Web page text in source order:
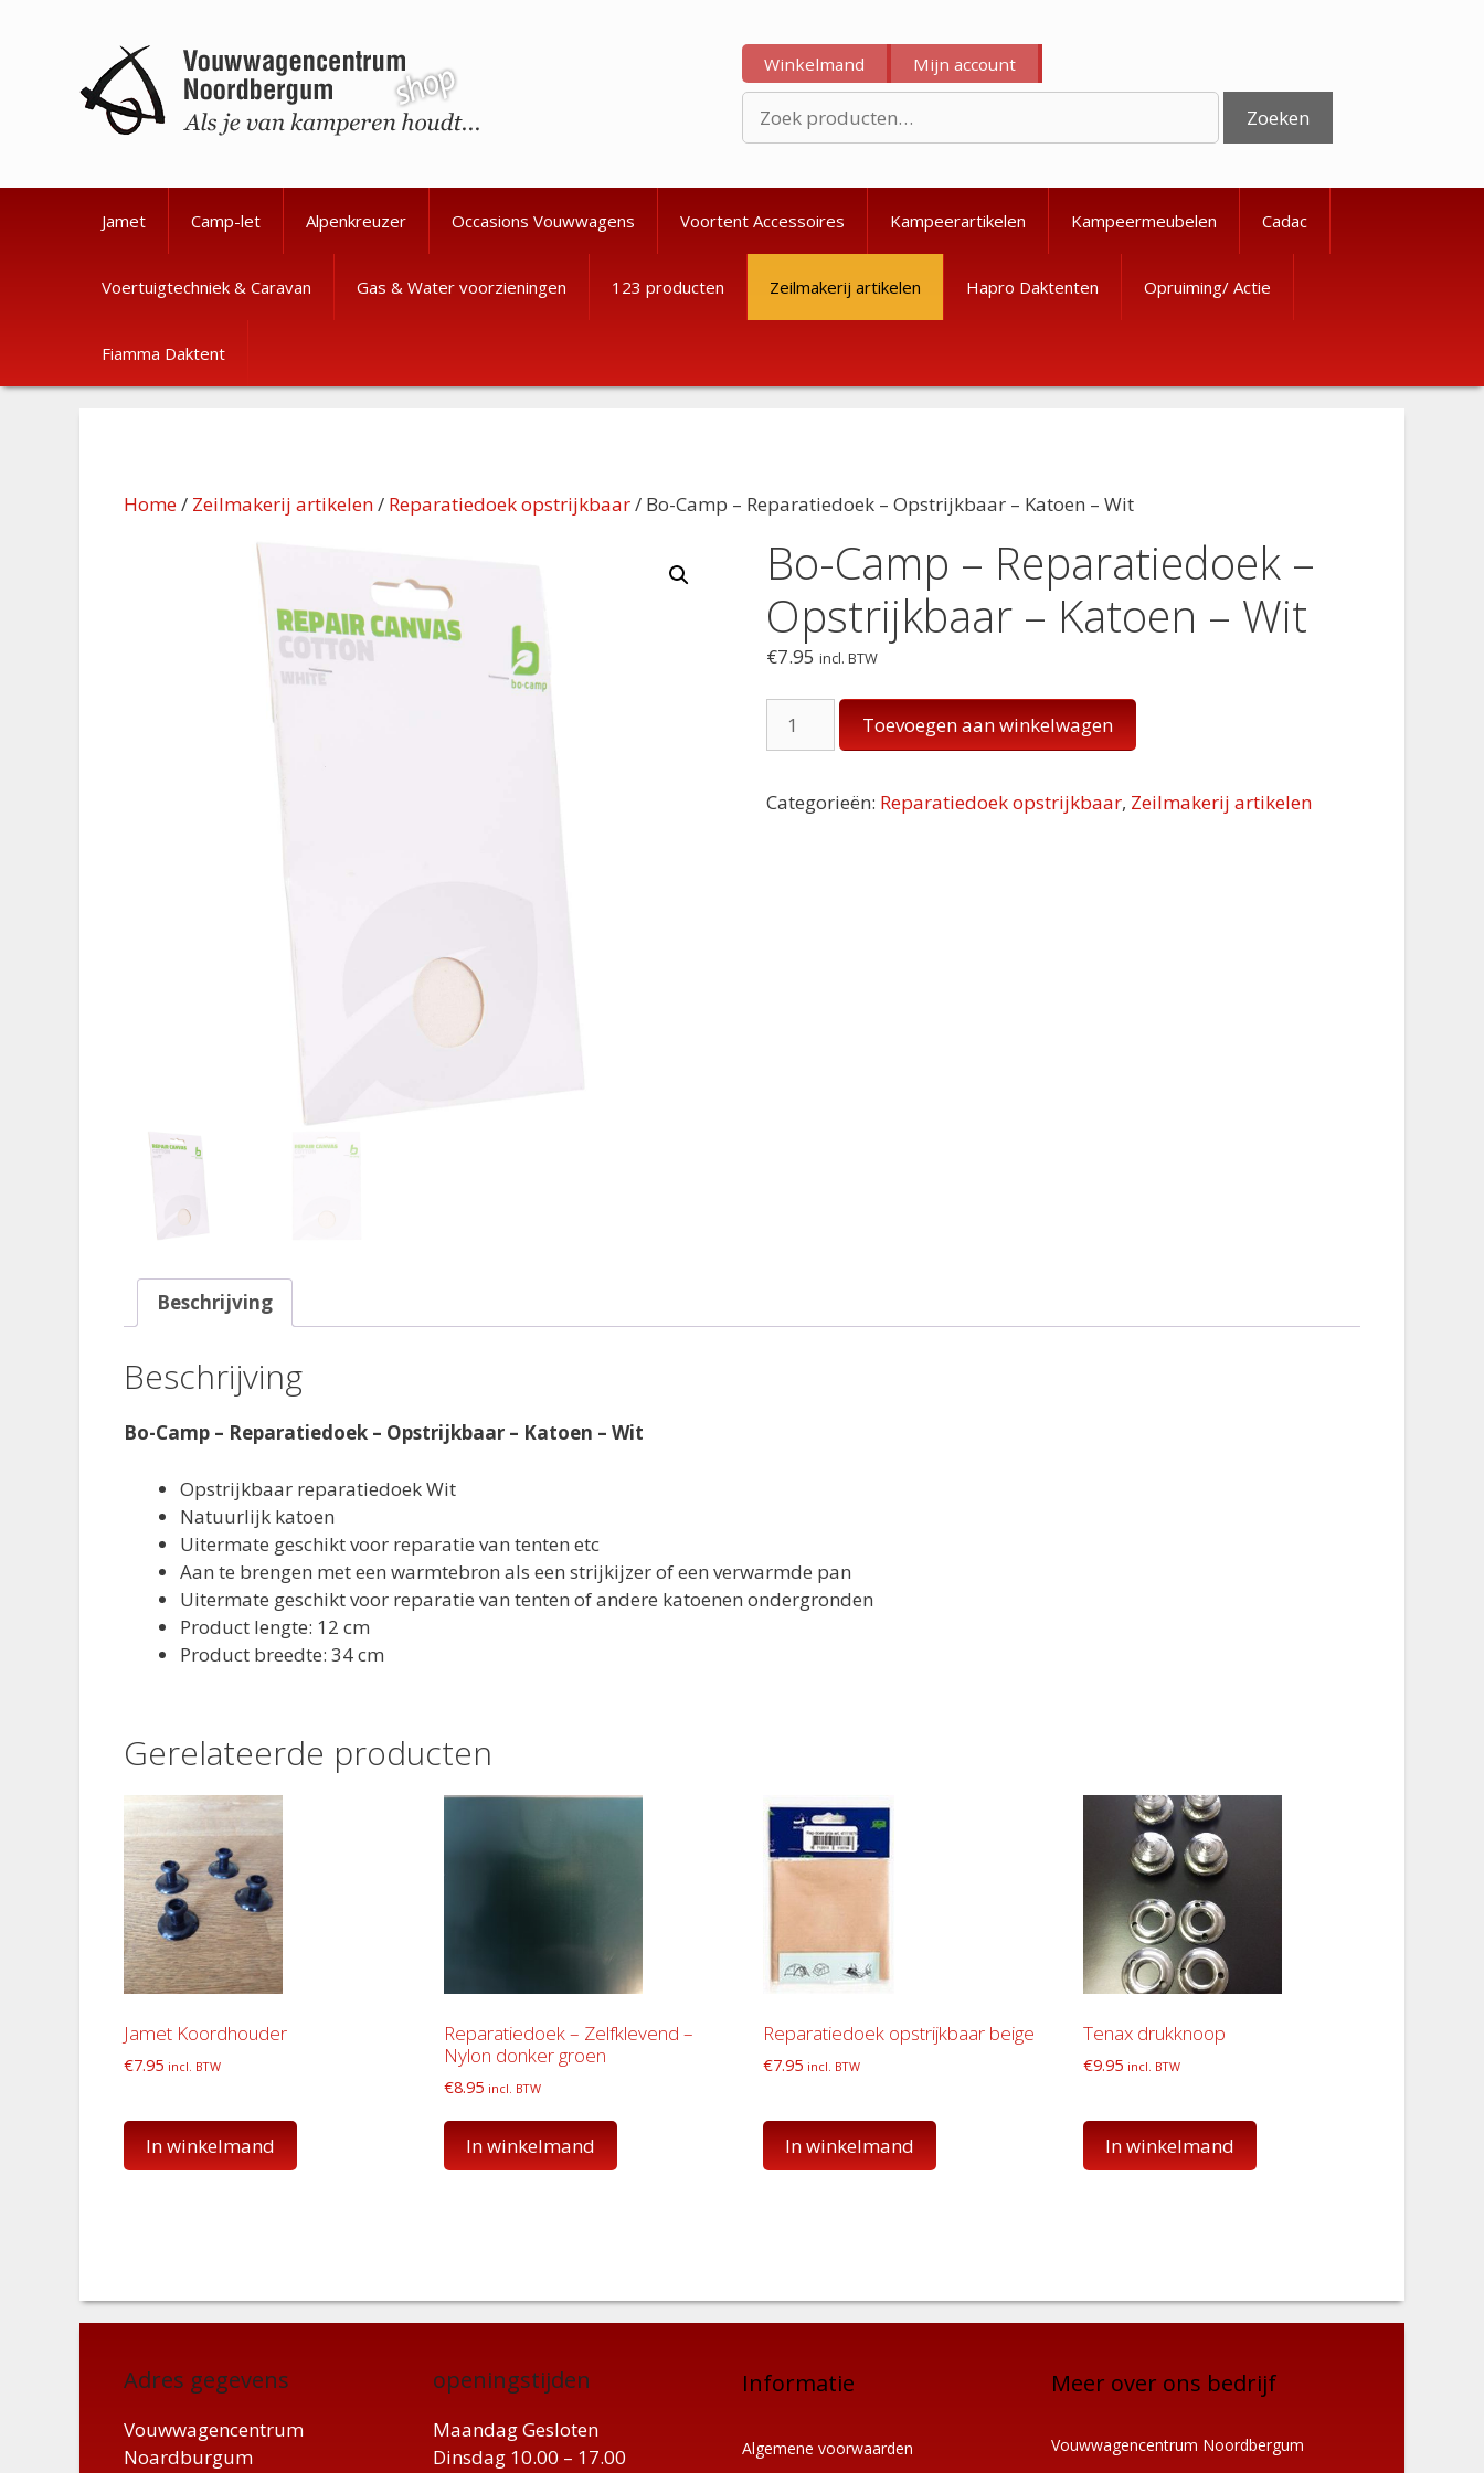
Winkelmand Mijn account
naar:
Zoeken
Jamet Camp-let Alpenkreuzer Occasions Vouwwagens Voortent Accessoires Kampeerartikelen Kampeermeubelen Cadac
Voertuigtechniek & Caravan Gas & Water voorzieningen 123 producten Zeilmakerij artikelen Hapro Daktenten Opruiming/ Actie
Fiamma Daktent
Home/ Zeilmakerij artikelen/ Reparatiedoek opstrijkbaar/ Bo-Camp – Reparatiedoek – Opstrijkbaar – Katoen – Wit
Bo-Camp – Reparatiedoek –
Opstrijkbaar – Katoen – Wit
€7.95 incl. BTW
Camp
Reparatiedoek
Toevoegen aan winkelwagen
Categorieën: Reparatiedoek opstrijkbaar, Zeilmakerij artikelen
Beschrijving
Beschrijving
Bo-Camp – Reparatiedoek – Opstrijkbaar – Katoen – Wit
Opstrijkbaar reparatiedoek Wit
Natuurlijk katoen
Uitermate geschikt voor reparatie van tenten etc
Aan te brengen met een warmtebron als een strijkijzer of een verwarmde pan
Uitermate geschikt voor reparatie van tenten of andere katoenen ondergronden
Product lengte: 12 cm
Product breedte: 34 cm
Gerelateerde producten
Jamet Koordhouder
€7.95 incl. BTW
In winkelmand
Reparatiedoek – Zelfklevend –
Nylon donker groen
€8.95 incl. BTW
In winkelmand
Reparatiedoek opstrijkbaar beige
€7.95 incl. BTW
In winkelmand
Tenax drukknoop
€9.95 incl. BTW
In winkelmand
Adres gegevens
Vouwwagencentrum
Noardburgum
openingstijden
Maandag Gesloten
Dinsdag 10.00 – 17.00
Informatie
Algemene voorwaarden
Meer over ons bedrijf
Vouwwagencentrum Noordbergum